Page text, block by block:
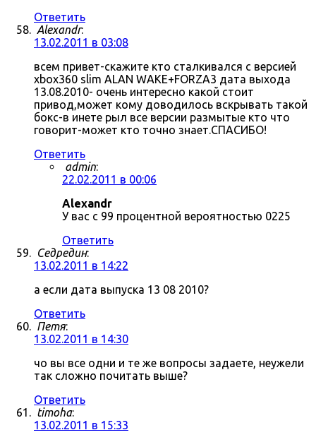
Ответить
Alexandr:
13.02.2011 в 03:08
всем привет-скажите кто сталкивался с версией
xbox360 slim ALAN WAKE+FORZA3 дата выхода
13.08.2010- очень интересно какой стоит
привод,может кому доводилось вскрывать такой
бокс-в инете рыл все версии размытые кто что
говорит-может кто точно знает.СПАСИБО!
Ответить
admin:
22.02.2011 в 00:06
Alexandr
У вас с 99 процентной вероятностью 0225
Ответить
Седредин:
13.02.2011 в 14:22
а если дата выпуска 13 08 2010?
Ответить
Петя:
13.02.2011 в 14:30
чо вы все одни и те же вопросы задаете, неужели
так сложно почитать выше?
Ответить
timoha:
13.02.2011 в 15:33